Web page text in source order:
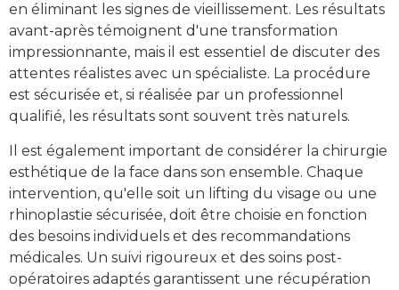
en éliminant les signes de vieillissement. Les résultats
avant-après témoignent d'une transformation
impressionnante, mais il est essentiel de discuter des
attentes réalistes avec un spécialiste. La procédure
est sécurisée et, si réalisée par un professionnel
qualifié, les résultats sont souvent très naturels.
Il est également important de considérer la chirurgie
esthétique de la face dans son ensemble. Chaque
intervention, qu'elle soit un lifting du visage ou une
rhinoplastie sécurisée, doit être choisie en fonction
des besoins individuels et des recommandations
médicales. Un suivi rigoureux et des soins post-
opératoires adaptés garantissent une récupération